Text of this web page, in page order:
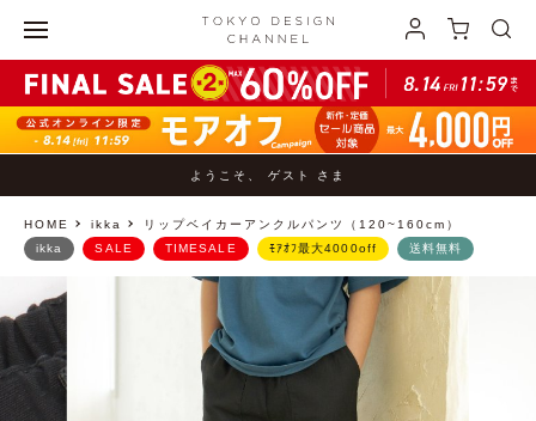
ようこそ、 ゲスト さま
HOME ikka リップベイカーアンクルパンツ（120~160cm）
ikka SALE TIMESALE ﾓｱｵﾌ最大4000off 送料無料